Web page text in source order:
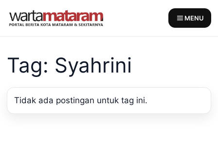
MENU
Tag: Syahrini
Tidak ada postingan untuk tag ini.